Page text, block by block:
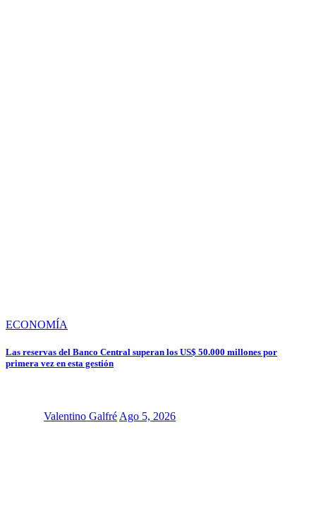
ECONOMÍA
Las reservas del Banco Central superan los US$ 50.000 millones por
primera vez en esta gestión
Valentino Galfré Ago 5, 2026